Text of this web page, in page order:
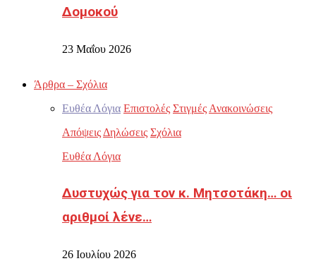
Δομοκού
23 Μαΐου 2026
Άρθρα – Σχόλια
Ευθέα Λόγια Επιστολές Στιγμές Ανακοινώσεις
Απόψεις Δηλώσεις Σχόλια
Ευθέα Λόγια
Δυστυχώς για τον κ. Μητσοτάκη… οι
αριθμοί λένε…
26 Ιουλίου 2026